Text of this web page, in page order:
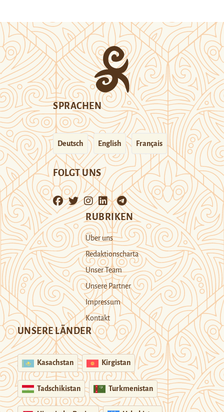
SPRACHEN
Deutsch English Français
FOLGT UNS
RUBRIKEN
Über uns
Redaktionscharta
Unser Team
Unsere Partner
Impressum
Kontakt
UNSERE LÄNDER
Kasachstan Kirgistan
Tadschikistan Turkmenistan